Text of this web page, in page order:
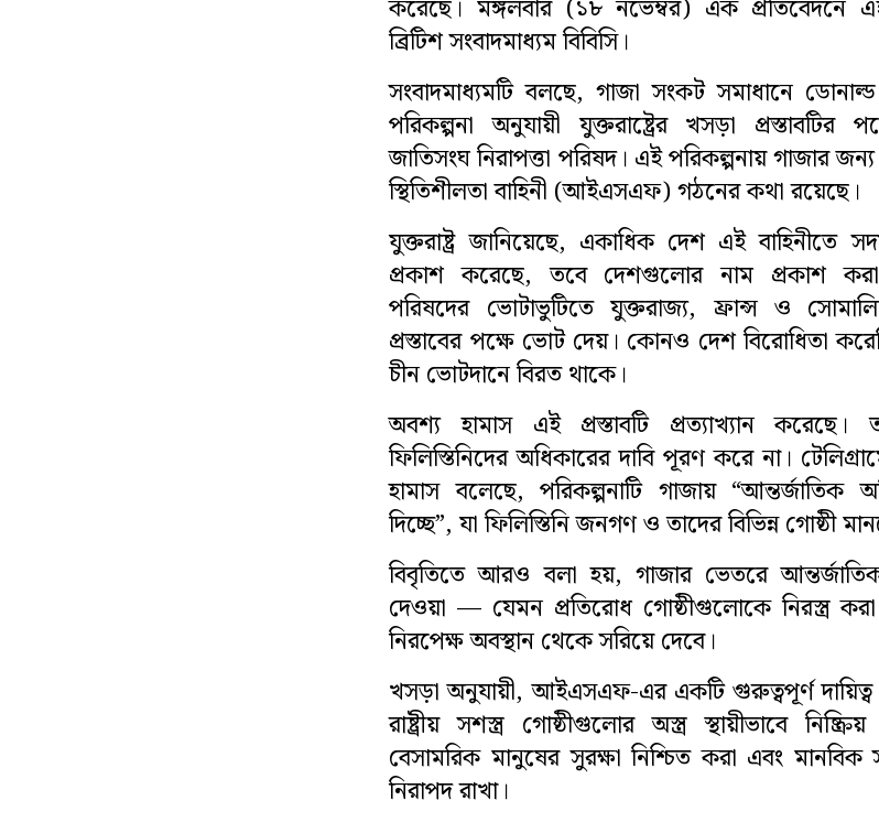
করেছে। মঙ্গলবার (১৮ নভেম্বর) এক প্রতিবেদনে
ব্রিটিশ সংবাদমাধ্যম বিবিসি।
সংবাদমাধ্যমটি বলছে, গাজা সংকট সমাধানে
পরিকল্পনা অনুযায়ী যুক্তরাষ্ট্রের খসড়া প্রস্তাবটির
জাতিসংঘ নিরাপত্তা পরিষদ। এই পরিকল্পনায় গাজার
স্থিতিশীলতা বাহিনী (আইএসএফ) গঠনের কথা রয়েছে।
যুক্তরাষ্ট্র জানিয়েছে, একাধিক দেশ এই বাহিনীতে
প্রকাশ করেছে, তবে দেশগুলোর নাম প্রকাশ করা
পরিষদের ভোটাভুটিতে যুক্তরাজ্য, ফ্রান্স ও
প্রস্তাবের পক্ষে ভোট দেয়। কোনও দেশ বিরোধিতা
চীন ভোটদানে বিরত থাকে।
অবশ্য হামাস এই প্রস্তাবটি প্রত্যাখ্যান করেছে।
ফিলিস্তিনিদের অধিকারের দাবি পূরণ করে না।
হামাস বলেছে, পরিকল্পনাটি গাজায় “আন্তর্জাতিক
দিচ্ছে”, যা ফিলিস্তিনি জনগণ ও তাদের বিভিন্ন গোষ্ঠী
বিবৃতিতে আরও বলা হয়, গাজার ভেতরে আন্তর্জাতিক
দেওয়া — যেমন প্রতিরোধ গোষ্ঠীগুলোকে নিরস্ত্র
নিরপেক্ষ অবস্থান থেকে সরিয়ে দেবে।
খসড়া অনুযায়ী, আইএসএফ-এর একটি গুরুত্বপূর্ণ দায়িত্ব
রাষ্ট্রীয় সশস্ত্র গোষ্ঠীগুলোর অস্ত্র স্থায়ীভাবে
বেসামরিক মানুষের সুরক্ষা নিশ্চিত করা এবং
নিরাপদ রাখা।